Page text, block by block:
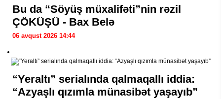
Bu da “Söyüş müxalifəti”nin rəzil
ÇÖKÜŞÜ - Bax Belə
06 avqust 2026 14:44
“Yeraltı” serialında qalmaqallı iddia:
“Azyaşlı qızımla münasibət yaşayıb”